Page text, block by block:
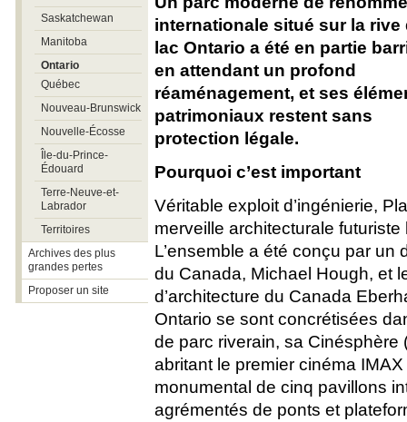
internationale situé sur la rive
lac Ontario a été en partie
en attendant un profond
réaménagement, et ses
patrimoniaux restent sans
protection légale.
Pourquoi c’est important
Véritable exploit d’ingénierie,
merveille architecturale
L’ensemble a été conçu par
du Canada, Michael Hough, et
d’architecture du Canada
Ontario se sont concrétisées
de parc riverain, sa
abritant le premier cinéma
monumental de cinq pavillons
agrémentés de ponts et
Saskatchewan
Manitoba
Ontario
Québec
Nouveau-Brunswick
Nouvelle-Écosse
Île-du-Prince-
Édouard
Terre-Neuve-et-
Labrador
Territoires
Archives des plus
grandes pertes
Proposer un site